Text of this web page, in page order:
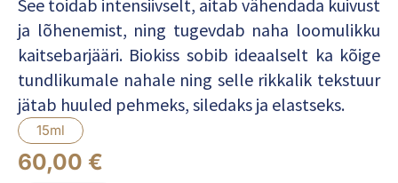
See toidab intensiivselt, aitab vähendada kuivust
ja lõhenemist, ning tugevdab naha loomulikku
kaitsebarjääri. Biokiss sobib ideaalselt ka kõige
tundlikumale nahale ning selle rikkalik tekstuur
jätab huuled pehmeks, siledaks ja elastseks.
15ml
60,00 €